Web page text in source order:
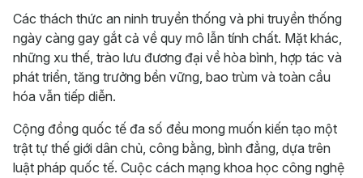
Các thách thức an ninh truyền thống và phi truyền thống
ngày càng gay gắt cả về quy mô lẫn tính chất. Mặt khác,
những xu thế, trào lưu đương đại về hòa bình, hợp tác và
phát triển, tăng trưởng bền vững, bao trùm và toàn cầu
hóa vẫn tiếp diễn.
Cộng đồng quốc tế đa số đều mong muốn kiến tạo một
trật tự thế giới dân chủ, công bằng, bình đẳng, dựa trên
luật pháp quốc tế. Cuộc cách mạng khoa học công nghệ